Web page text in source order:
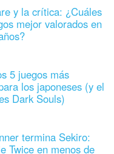
y la crítica: ¿Cuáles
mejor valorados en
5 juegos más
los japoneses (y el
Dark Souls)
termina Sekiro:
Twice en menos de